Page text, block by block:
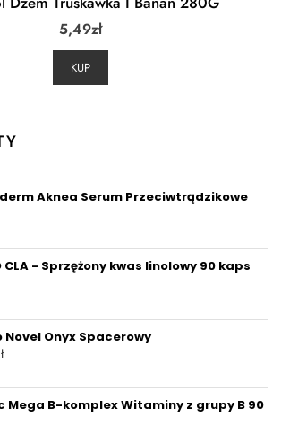
5,49zł
KUP
Aknea Serum Przeciwtrądzikowe
CLA - Sprzężony kwas linolowy 90 kaps
Novel Onyx Spacerowy
Mega B-komplex Witaminy z grupy B 90